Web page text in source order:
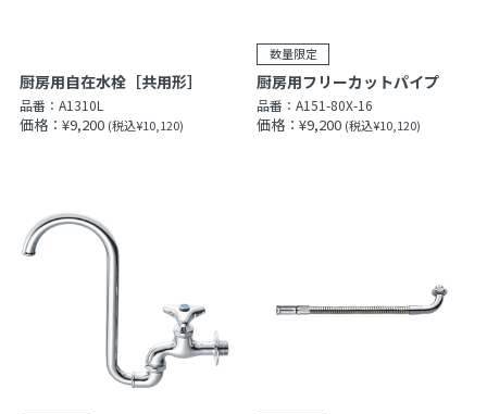
厨房用自在水栓［共用形］
品番： A1310L
価格：¥9,200 (税込¥10,120)
厨房用フリーカットパイプ
品番：A151-80X-16
価格：¥9,200 (税込¥10,120)